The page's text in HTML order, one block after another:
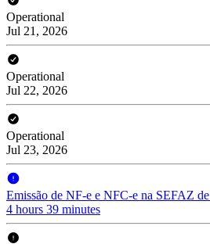
Operational
Jul 21, 2026
Operational
Jul 22, 2026
Operational
Jul 23, 2026
Emissão de NF-e e NFC-e na SEFAZ
4 hours 39 minutes